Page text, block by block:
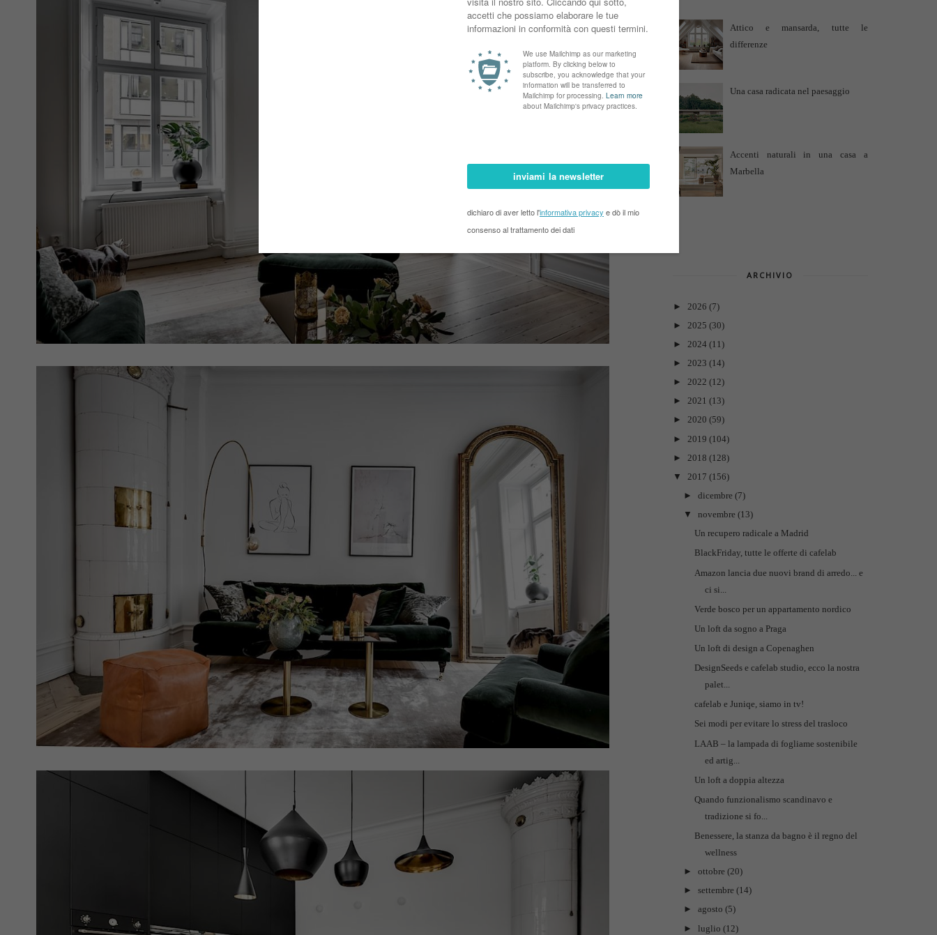
Attico e mansarda, tutte le
differenze
Una casa radicata nel paesaggio
Accenti naturali in una casa a
Marbella
ARCHIVIO
► 2026 (7)
► 2025 (30)
► 2024 (11)
► 2023 (14)
► 2022 (12)
► 2021 (13)
► 2020 (59)
► 2019 (104)
► 2018 (128)
▼
2017 (156)
► dicembre (7)
▼
novembre (13)
Un recupero radicale a Madrid
BlackFriday, tutte le offerte di cafelab
Amazon lancia due nuovi brand di arredo... e
ci si...
Verde bosco per un appartamento nordico
Un loft da sogno a Praga
Un loft di design a Copenaghen
DesignSeeds e cafelab studio, ecco la nostra
palet...
cafelab e Juniqe, siamo in tv!
Sei modi per evitare lo stress del trasloco
LAAB – la lampada di fogliame sostenibile
ed artig...
Un loft a doppia altezza
Quando funzionalismo scandinavo e
tradizione si fo...
Benessere, la stanza da bagno è il regno del
wellness
► ottobre (20)
► settembre (14)
► agosto (5)
► luglio (12)